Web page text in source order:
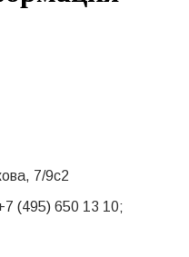
7/9с2
(495) 650 13 10;